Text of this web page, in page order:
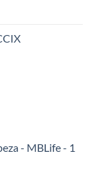
- MBLife - 1